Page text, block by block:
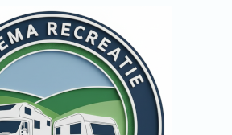
momenteel gesloten.